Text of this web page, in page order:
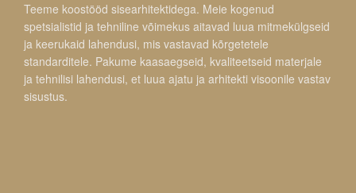
Teeme koostööd sisearhitektidega. Meie kogenud
spetsialistid ja tehniline võimekus aitavad luua mitmekülgseid
ja keerukaid lahendusi, mis vastavad kõrgetetele
standarditele. Pakume kaasaegseid, kvaliteetseid materjale
ja tehnilisi lahendusi, et luua ajatu ja arhitekti visoonile vastav
sisustus.